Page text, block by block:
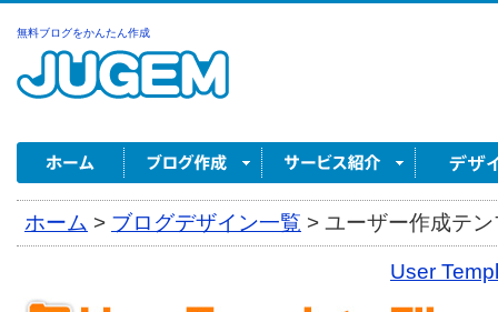
無料ブログをかんたん作成
ホーム > ブログデザイン一覧 > ユーザー作成テ
User